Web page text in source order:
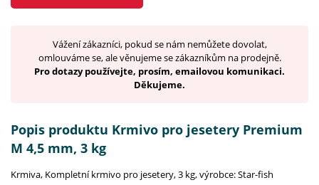
Vážení zákazníci, pokud se nám nemůžete dovolat,
omlouváme se, ale věnujeme se zákazníkům na prodejně.
Pro dotazy používejte, prosím, emailovou komunikaci.
Děkujeme.
Popis produktu Krmivo pro jesetery Premium
M 4,5 mm, 3 kg
Krmiva, Kompletní krmivo pro jesetery, 3 kg, výrobce: Star-fish